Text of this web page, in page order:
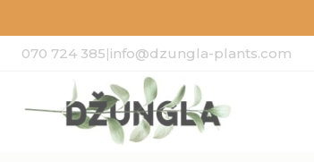
070 724 385|info@dzungla-plants.com